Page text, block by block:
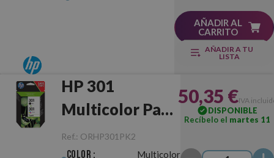
AÑADIR AL
CARRITO
AÑADIR A TU
LISTA
HP 301
Multicolor Pack
Negro/Color
Ref.: ORHP301PK2
Color : Multicolor
50,35 €IVA
DISPONIBLE
Recíbelo el martes 11